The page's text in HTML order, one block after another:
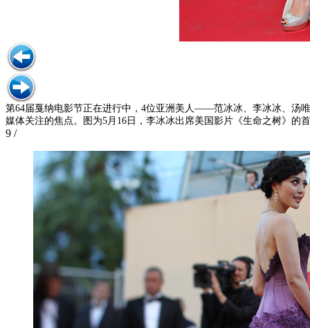
第64届戛纳电影节正在进行中，4位亚洲美人——范冰冰、李冰冰、汤
媒体关注的焦点。图为5月16日，李冰冰出席美国影片《生命之树》的
9 /